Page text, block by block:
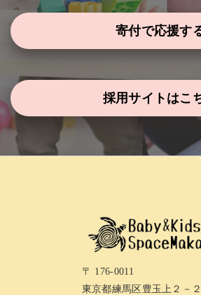
寄付で応援す
採用サイトはこ
〒 176-0011
東京都練馬区豊玉上２－